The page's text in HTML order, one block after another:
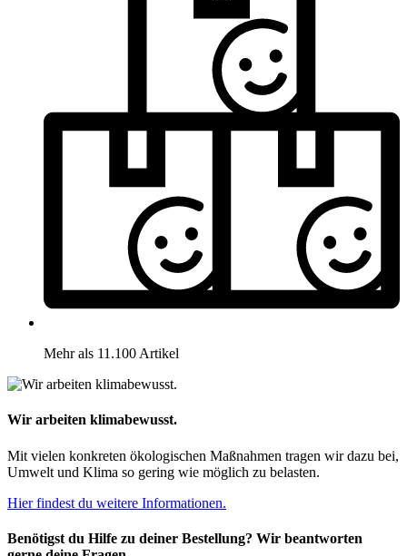
Mehr als 11.100 Artikel
Wir arbeiten klimabewusst.
Mit vielen konkreten ökologischen Maßnahmen tragen wir dazu bei,
Umwelt und Klima so gering wie möglich zu belasten.
Hier findest du weitere Informationen.
Benötigst du Hilfe zu deiner Bestellung? Wir beantworten